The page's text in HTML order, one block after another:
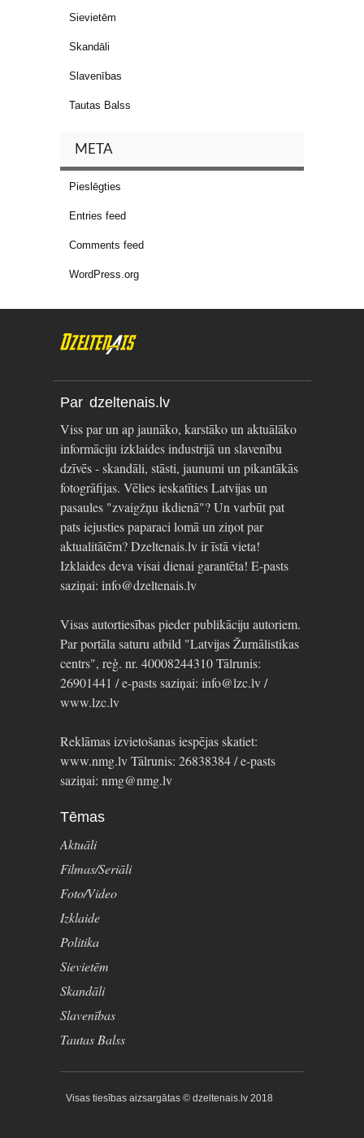
Sievietēm
Skandāli
Slavenības
Tautas Balss
META
Pieslēgties
Entries feed
Comments feed
WordPress.org
Par dzeltenais.lv
Viss par un ap jaunāko, karstāko un aktuālāko
informāciju izklaides industrijā un slavenību
dzīvēs - skandāli, stāsti, jaunumi un pikantākās
fotogrāfijas. Vēlies ieskatīties Latvijas un
pasaules "zvaigžņu ikdienā"? Un varbūt pat
pats iejusties paparaci lomā un ziņot par
aktualitātēm? Dzeltenais.lv ir īstā vieta!
Izklaides deva visai dienai garantēta! E-pasts
saziņai: info@dzeltenais.lv
Visas autortiesības pieder publikāciju autoriem.
Par portāla saturu atbild "Latvijas Žurnālistikas
centrs", reģ. nr. 40008244310 Tālrunis:
26901441 / e-pasts saziņai: info@lzc.lv /
www.lzc.lv
Reklāmas izvietošanas iespējas skatiet:
www.nmg.lv Tālrunis: 26838384 / e-pasts
saziņai: nmg@nmg.lv
Tēmas
Aktuāli
Filmas/Seriāli
Foto/Video
Izklaide
Politika
Sievietēm
Skandāli
Slavenības
Tautas Balss
Visas tiesības aizsargātas © dzeltenais.lv 2018